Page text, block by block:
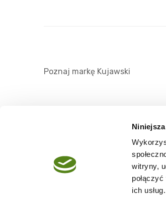
witryny,
ich usług.
Poznaj markę Kujawski
Regulamin